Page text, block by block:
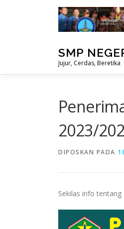
SMP
Jujur, Cerdas, Beretika
2023/
DIPOSKAN PADA
Sekilas info